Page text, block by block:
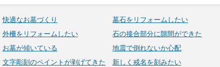
快適なお墓づくり
墓石をリフォームしたい
外柵をリフォームしたい
石の接合部分に隙間ができた
お墓が傾いている
地震で倒れないか心配
文字彫刻のペイントが剥げてきた
新しく戒名を刻みたい